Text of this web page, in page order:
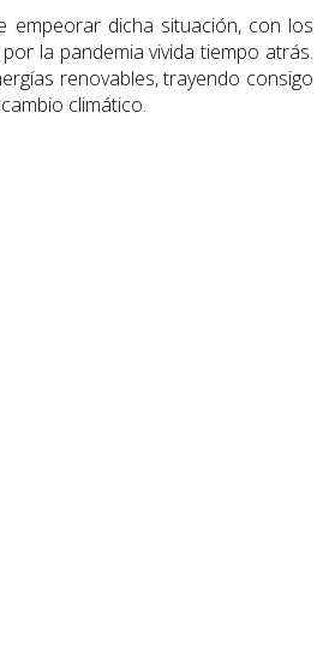
empeorar dicha situación, con los
la pandemia vivida tiempo atrás.
renovables, trayendo consigo
climático.